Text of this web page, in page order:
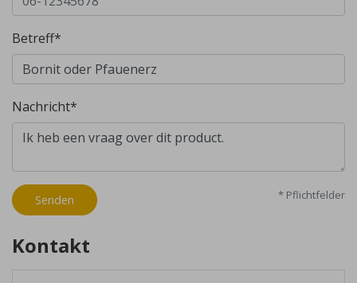
Betreff*
Nachricht*
Senden * Pflichtfelder
Kontakt